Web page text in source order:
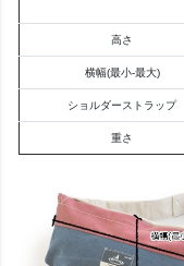
高さ
横幅(最小-最大)
ショルダーストラップ
重さ